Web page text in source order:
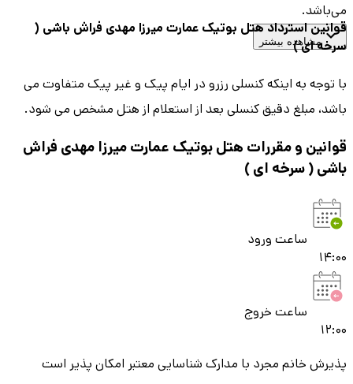
می‌باشد.
مشاهده بیشتر
قوانین استرداد هتل بوتیک عمارت میرزا مهدی فراش باشی (
سرخه ای )
با توجه به اینکه کنسلی رزرو در ایام پیک و غیر پیک متفاوت می
باشد، مبلغ دقیق کنسلی بعد از استعلام از هتل مشخص می شود.
قوانین و مقررات هتلبوتیک عمارت میرزا مهدی فراش
باشی ( سرخه ای )
ساعت ورود
14:00
ساعت خروج
12:00
پذیرش خانم مجرد با مدارک شناسایی معتبر امکان پذیر است